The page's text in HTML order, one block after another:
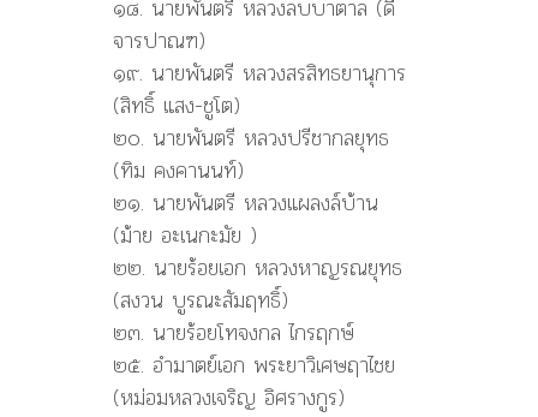
๑๘. นายพันตรี หลวงลบบาตาล (ดี
จารปาณฑ)
๑๙. นายพันตรี หลวงสรสิทธยานุการ
(สิทธิ์ แสง-ชูโต)
๒๐. นายพันตรี หลวงปรีชากลยุทธ
(ทิม คงคานนท์)
๒๑. นายพันตรี หลวงแผลงล์บ้าน
(ม้าย อะเนกะมัย )
๒๒. นายร้อยเอก หลวงหาญรณยุทธ
(สงวน บูรณะสัมฤทธิ์)
๒๓. นายร้อยโทจงกล ไกรฤกษ์
๒๕. อำมาตย์เอก พระยาวิเศษฤาไชย
(หม่อมหลวงเจริญ อิศรางกูร)